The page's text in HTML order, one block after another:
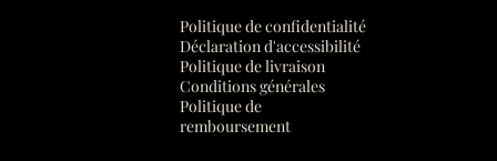
Politique de confidentialité
Déclaration d'accessibilité
Politique de livraison
Conditions générales
Politique de
remboursement